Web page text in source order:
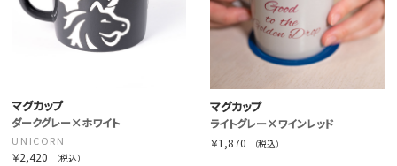
マグカップ
ダークグレー×ホワイト
UNICORN
￥2,420 （税込）
マグカップ
ライトグレー×ワインレッド
￥1,870
（税込）